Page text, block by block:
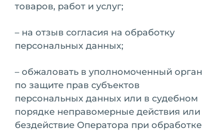
товаров, работ и услуг;
– на отзыв согласия на обработку
персональных данных;
– обжаловать в уполномоченный орган
по защите прав субъектов
персональных данных или в судебном
порядке неправомерные действия или
бездействие Оператора при обработке